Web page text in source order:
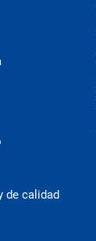
de calidad